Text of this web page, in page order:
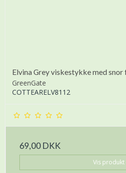
Elvina Grey viskestykke med snor
GreenGate
COTTEARELV8112
69,00 DKK
Vis produkt